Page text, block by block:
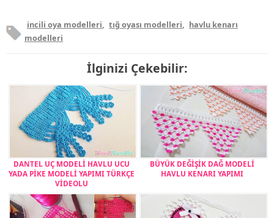
incili oya modelleri, tığ oyası modelleri, havlu kenarı
modelleri
İlginizi Çekebilir:
DANTEL UÇ MODELİ HAVLU UCU
YADA PİKE MODELİ YAPIMI TÜRKÇE
VİDEOLU
BÜYÜK DEĞİŞİK DAĞ MODELİ
HAVLU KENARI YAPIMI